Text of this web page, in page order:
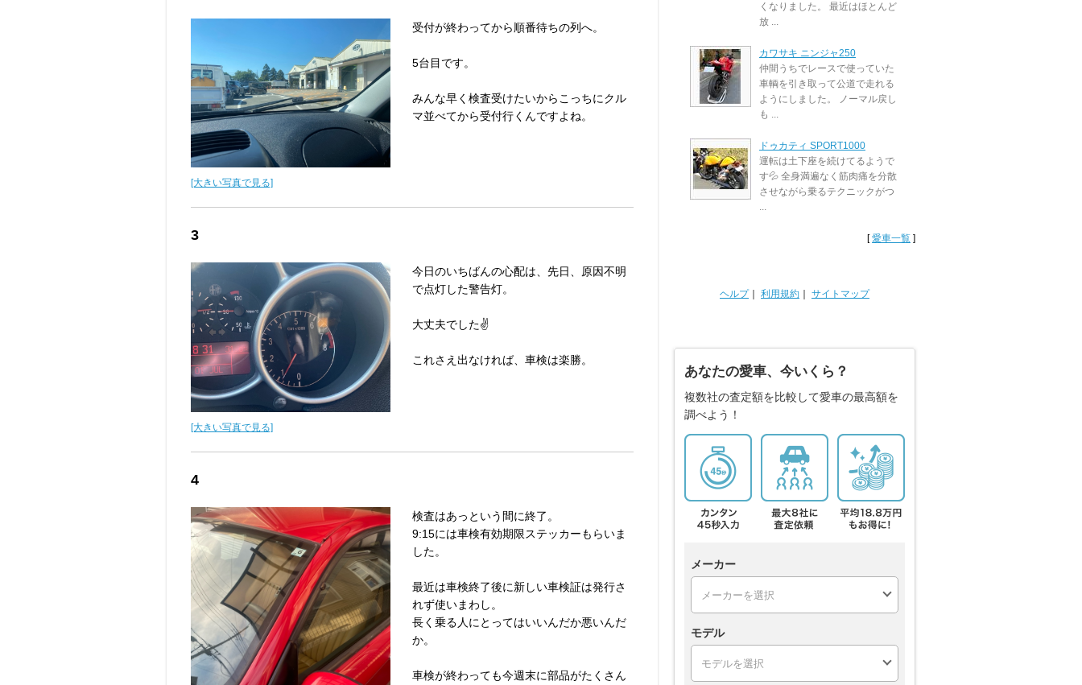
[大きい写真で見る]
受付が終わってから順番待ちの列へ。
5台目です。
みんな早く検査受けたいからこっちにクル
マ並べてから受付行くんですよね。
3
[大きい写真で見る]
今日のいちばんの心配は、先日、原因不明
で点灯した警告灯。
大丈夫でした✌️
これさえ出なければ、車検は楽勝。
4
検査はあっという間に終了。
9:15には車検有効期限ステッカーもらいま
した。
最近は車検終了後に新しい車検証は発行さ
れず使いまわし。
長く乗る人にとってはいいんだか悪いんだ
か。
車検が終わっても今週末に部品がたくさん
くなりました。 最近はほとんど
放 ...
カワサキ ニンジャ250
仲間うちでレースで使っていた
車輌を引き取って公道で走れる
ようにしました。 ノーマル戻し
も ...
ドゥカティ SPORT1000
運転は土下座を続けてるようで
す💦 全身満遍なく筋肉痛を分散
させながら乗るテクニックがつ
...
[愛車一覧 ]
ヘルプ｜ 利用規約 サイトマップ
あなたの愛車、今いくら？
複数社の査定額を比較して愛車の最高額を
調べよう！
メーカー
モデル